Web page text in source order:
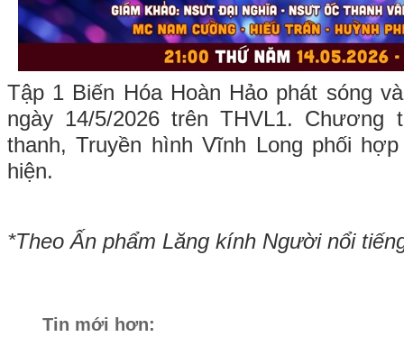
Tập 1 Biến Hóa Hoàn Hảo phát sóng
ngày 14/5/2026 trên THVL1. Chương
thanh, Truyền hình Vĩnh Long phối
hiện.
*Theo Ấn phẩm Lăng kính Người nổi
Tin mới hơn: